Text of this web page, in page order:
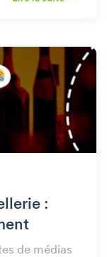
:
de médias